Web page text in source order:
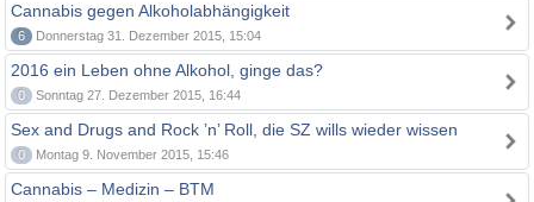
Cannabis gegen Alkoholabhängigkeit
6 Donnerstag 31. Dezember 2015, 15:04
2016 ein Leben ohne Alkohol, ginge das?
0 Sonntag 27. Dezember 2015, 16:44
Sex and Drugs and Rock ’n’ Roll, die SZ wills wieder wissen
0 Montag 9. November 2015, 15:46
Cannabis – Medizin – BTM